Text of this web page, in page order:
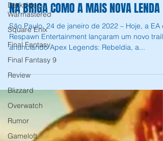
Darksiders
Warmastered
Square Enix
Final Fantasy
Final Fantasy 9
Review
Blizzard
Overwatch
Rumor
Gameloft
APEX LEGENDS COLOCA MAD MAGGIE
NA BRIGA COMO A MAIS NOVA LENDA
São Paulo, 24 de janeiro de 2022 – Hoje, a EA
anunciando Apex Legends: Rebeldia, a...